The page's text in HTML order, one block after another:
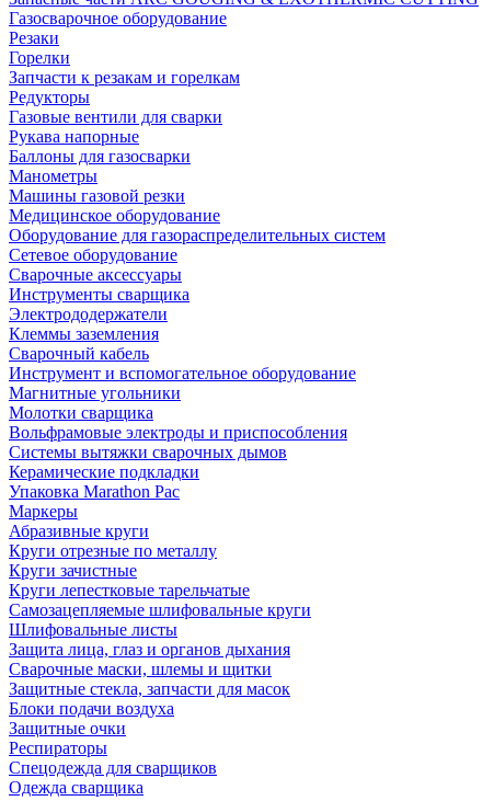
Газосварочное оборудование
Резаки
Горелки
Запчасти к резакам и горелкам
Редукторы
Газовые вентили для сварки
Рукава напорные
Баллоны для газосварки
Манометры
Машины газовой резки
Медицинское оборудование
Оборудование для газораспределительных систем
Сетевое оборудование
Сварочные аксессуары
Инструменты сварщика
Электрододержатели
Клеммы заземления
Сварочный кабель
Инструмент и вспомогательное оборудование
Магнитные угольники
Молотки сварщика
Вольфрамовые электроды и приспособления
Системы вытяжки сварочных дымов
Керамические подкладки
Упаковка Marathon Pac
Маркеры
Абразивные круги
Круги отрезные по металлу
Круги зачистные
Круги лепестковые тарельчатые
Самозацепляемые шлифовальные круги
Шлифовальные листы
Защита лица, глаз и органов дыхания
Сварочные маски, шлемы и щитки
Защитные стекла, запчасти для масок
Блоки подачи воздуха
Защитные очки
Респираторы
Спецодежда для сварщиков
Одежда сварщика